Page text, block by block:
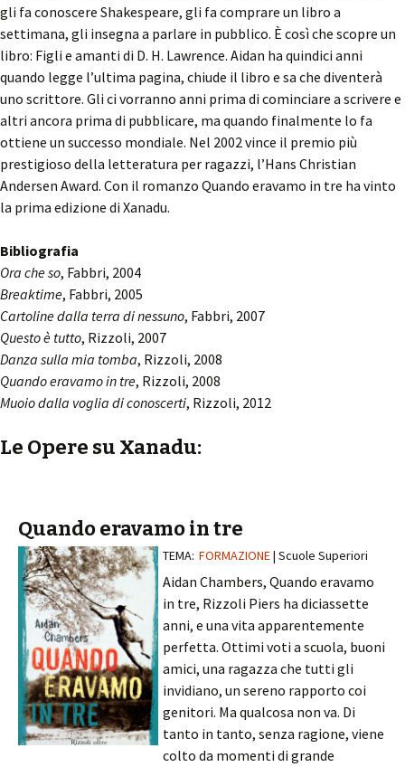
gli fa conoscere Shakespeare, gli fa comprare un libro a
settimana, gli insegna a parlare in pubblico. È così che scopre un
libro: Figli e amanti di D. H. Lawrence. Aidan ha quindici anni
quando legge l’ultima pagina, chiude il libro e sa che diventerà
uno scrittore. Gli ci vorranno anni prima di cominciare a scrivere e
altri ancora prima di pubblicare, ma quando finalmente lo fa
ottiene un successo mondiale. Nel 2002 vince il premio più
prestigioso della letteratura per ragazzi, l’Hans Christian
Andersen Award. Con il romanzo Quando eravamo in tre ha vinto
la prima edizione di Xanadu.
Bibliografia
Ora che so, Fabbri, 2004
Breaktime, Fabbri, 2005
Cartoline dalla terra di nessuno, Fabbri, 2007
Questo è tutto, Rizzoli, 2007
Danza sulla mia tomba, Rizzoli, 2008
Quando eravamo in tre, Rizzoli, 2008
Muoio dalla voglia di conoscerti, Rizzoli, 2012
Le Opere su Xanadu:
Quando eravamo in tre
TEMA: FORMAZIONE| Scuole Superiori
Aidan Chambers, Quando eravamo
in tre, Rizzoli Piers ha diciassette
anni, e una vita apparentemente
perfetta. Ottimi voti a scuola, buoni
amici, una ragazza che tutti gli
invidiano, un sereno rapporto coi
genitori. Ma qualcosa non va. Di
tanto in tanto, senza ragione, viene
colto da momenti di grande